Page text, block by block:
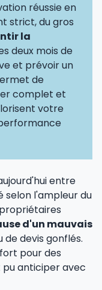
réussie en
strict, du gros
la
deux mois de
et prévoir un
de
complet et
votre
entre
l'ampleur du
d'un mauvais
de devis gonflés.
pour des
pu anticiper avec